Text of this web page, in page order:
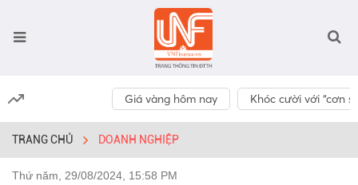
Giá vàng hôm nay Khóc cười với “cơn
TRANG CHỦ DOANH NGHIỆP
Thứ năm, 29/08/2024, 15:58 PM